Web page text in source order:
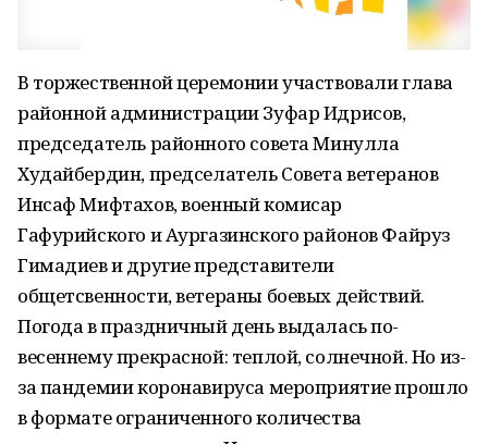
В торжественной церемонии участвовали глава
районной администрации Зуфар Идрисов,
председатель районного совета Минулла
Худайбердин, предселатель Совета ветеранов
Инсаф Мифтахов, военный комисар
Гафурийского и Аургазинского районов Файруз
Гимадиев и другие представители
общетсвенности, ветераны боевых действий.
Погода в праздничный день выдалась по-
весеннему прекрасной: теплой, солнечной. Но из-
за пандемии коронавируса мероприятие прошло
в формате ограниченного количества